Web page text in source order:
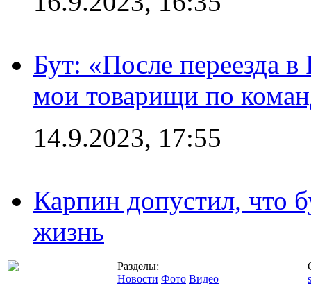
Бут: «После переезда
мои товарищи по
14.9.2023, 17:55
Карпин допустил, что
жизнь
Разделы:
Новости Фото Видео